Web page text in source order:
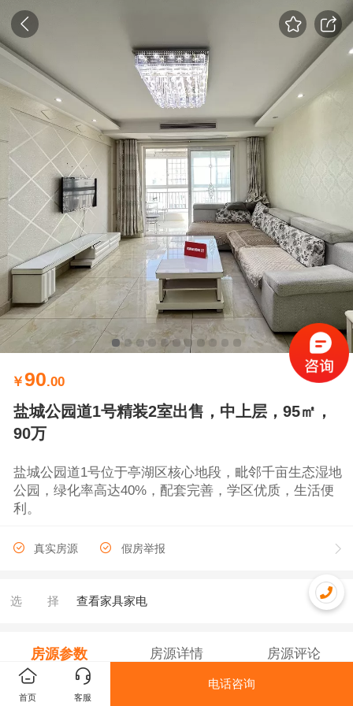
￥90.00
盐城公园道1号精装2室出售，中上层，95㎡，
90万
盐城公园道1号位于亭湖区核心地段，毗邻千亩生态湿地
公园，绿化率高达40%，配套完善，学区优质，生活便
利。
真实房源 假房举报
选择 查看家具家电
房源参数 房源详情 房源评论
售房编号
首页 客服
电话咨询